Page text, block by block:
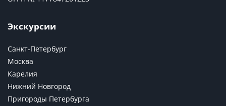
Экскурсии
Санкт-Петербург
Москва
Карелия
Нижний Новгород
Пригороды Петербурга